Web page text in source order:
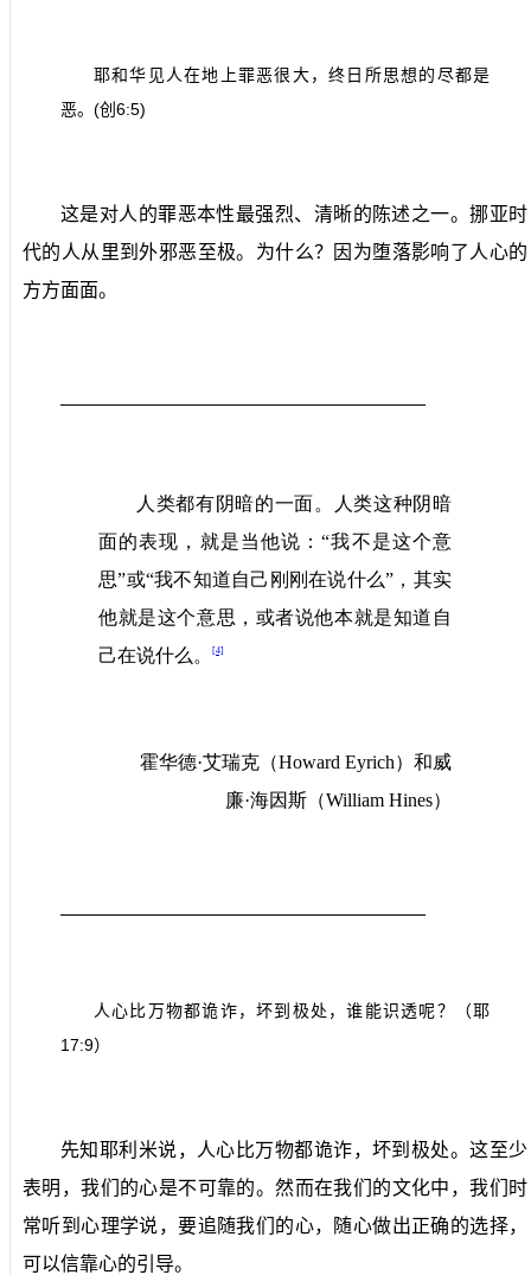
耶和华见人在地上罪恶很大，终日所思想的尽都是
恶。 (创 6:5)
这是对人的罪恶本性最强烈、清晰的陈述之一。挪亚时
代的人从里到外邪恶至极。为什么？因为堕落影响了人心的
方方面面。
人类都有阴暗的一面。人类这种阴暗
面的表现，就是当他说：“我不是这个意
思”或“我不知道自己刚刚在说什么”，其实
他就是这个意思，或者说他本就是知道自
己在说什么。
[4]
霍华德·艾瑞克 （Howard Eyrich） 和威
廉·海因斯 （William Hines）
人心比万物都诡诈，坏到极处，谁能识透呢？（耶
17:9）
先知耶利米说，人心比万物都诡诈，坏到极处。这至少
表明，我们的心是不可靠的。然而在我们的文化中，我们时
常听到心理学说，要追随我们的心，随心做出正确的选择，
可以信靠心的引导。